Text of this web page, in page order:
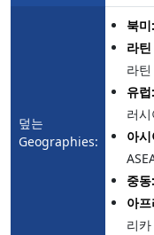
덮는
Geographies:
북미:
라
라
유럽:
러
아
중동:
아
리카